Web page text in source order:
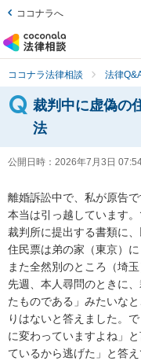
ココナラへ
ココナラ法律相談 法律
裁判中に虚偽の
法
公開日時： 2026年7月3日
離婚訴訟中で、私が原告で
本当は引っ越しています
裁判所に提出する書類に
住民票は弟の家（東京）
また全然別のところ（埼玉
先週、本人尋問のときに
たものである」みたいな
りはないと答えました。
に変わっていますよね」
ているから逃げた」と答え